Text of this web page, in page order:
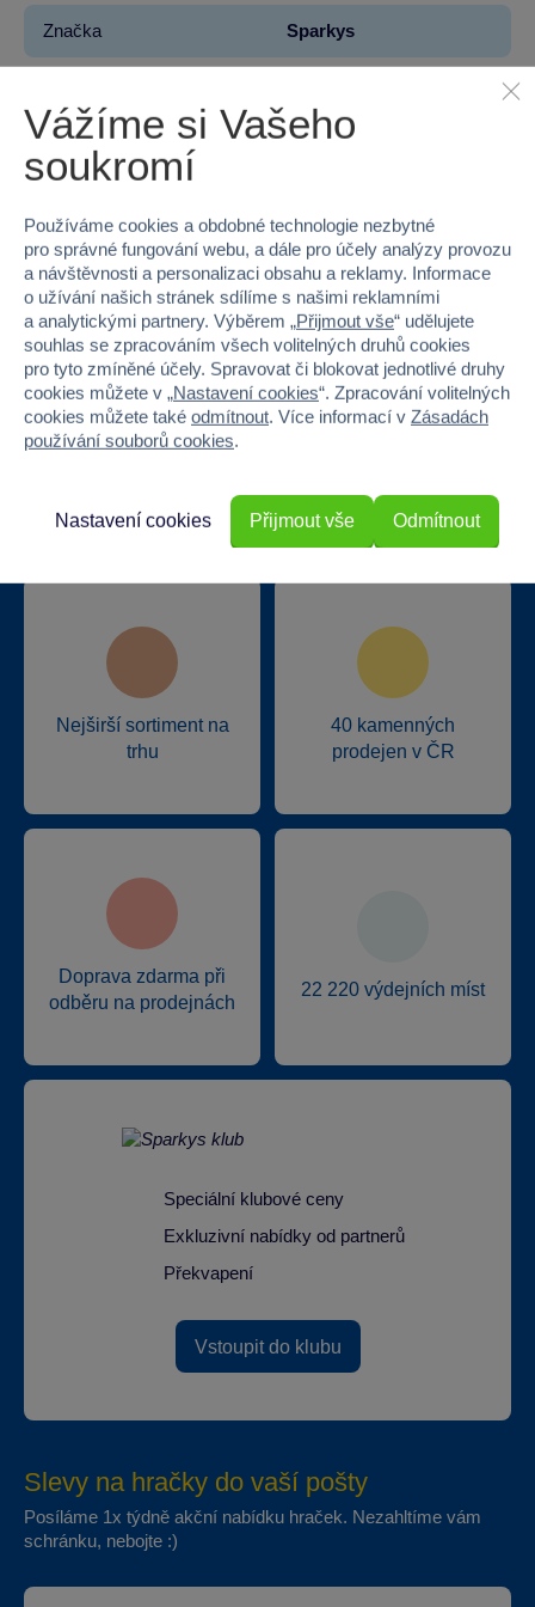
Značka Sparkys
Pohlaví HOLKA, KLUK
Šířka 8
Výška 9
Hloubka 8
Hmotnost v gramech 0
Proč nakupovat ve Sparkys?
Nejširší sortiment na
trhu
40 kamenných
prodejen v ČR
Doprava zdarma při
odběru na prodejnách
22 220 výdejních míst
Speciální klubové ceny
Exkluzivní nabídky od partnerů
Překvapení
Vstoupit do klubu
Slevy na hračky do vaší pošty
Posíláme 1x týdně akční nabídku hraček. Nezahltíme vám
schránku, nebojte :)
Vážíme si Vašeho
soukromí
Používáme cookies a obdobné technologie nezbytné
pro správné fungování webu, a dále pro účely analýzy provozu
a návštěvnosti a personalizaci obsahu a reklamy. Informace
o užívání našich stránek sdílíme s našimi reklamními
a analytickými partnery. Výběrem „Přijmout vše“ udělujete
souhlas se zpracováním všech volitelných druhů cookies
pro tyto zmíněné účely. Spravovat či blokovat jednotlivé druhy
cookies můžete v „Nastavení cookies“. Zpracování volitelných
cookies můžete také odmítnout. Více informací v Zásadách
používání souborů cookies.
Odmítnout
Nastavení cookies Přijmout vše